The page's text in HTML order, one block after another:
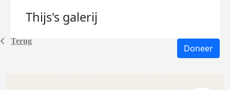
Terug
Thijs's galerij
Doneer